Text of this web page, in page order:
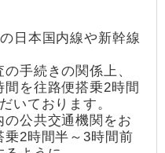
日本国内線や新幹線
手続きの関係上、
を往路便搭乗2時間
いております。
公共交通機関をお
2時間半～3時間前